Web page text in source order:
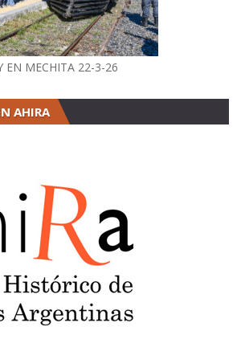
EN MECHITA 22-3-26
AHIRA